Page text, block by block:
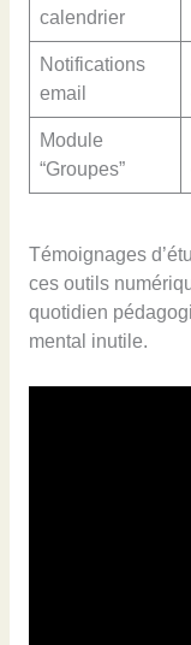
calendrier
Notifications
email
Module
“Groupes”
Témoignages
ces outils
quotidien
mental inutile.